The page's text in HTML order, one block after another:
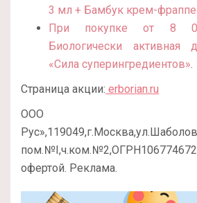
3 мл + Бамбук крем-
При покупке от 8
Биологически
«Сила суперингредиентов».
Страница акции: erborian.ru
ООО
офертой. Реклама.